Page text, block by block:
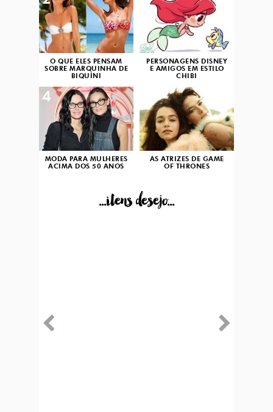
O QUE ELES PENSAM
SOBRE MARQUINHA DE
BIQUÍNI
PERSONAGENS DISNEY
E AMIGOS EM ESTILO
CHIBI
MODA PARA MULHERES
ACIMA DOS 50 ANOS
4
AS ATRIZES DE GAME
OF THRONES
...itens desejo...